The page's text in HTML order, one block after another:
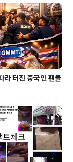
라 터진 중국인 팬클